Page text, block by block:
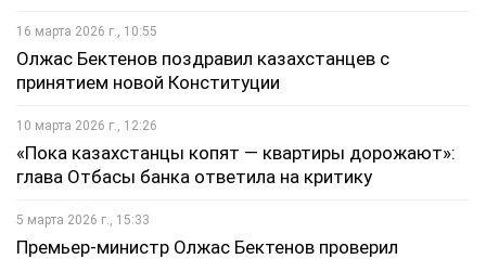
16 марта 2026 г., 10:55
Олжас Бектенов поздравил казахстанцев с
принятием новой Конституции
10 марта 2026 г., 12:26
«Пока казахстанцы копят — квартиры дорожают»:
глава Отбасы банка ответила на критику
5 марта 2026 г., 15:33
Премьер-министр Олжас Бектенов проверил